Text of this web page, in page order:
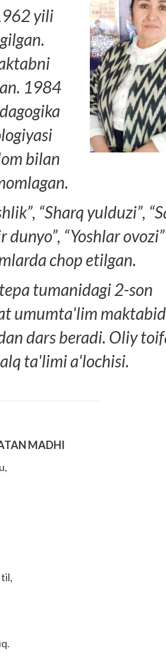
yili
1984
bilan
“Sharq yulduzi”,
“Yoshlar
chop etilgan.
tumanidagi 2-son
umumta'lim
dars beradi. Oliy
ta'limi a'lochisi.
MADHI